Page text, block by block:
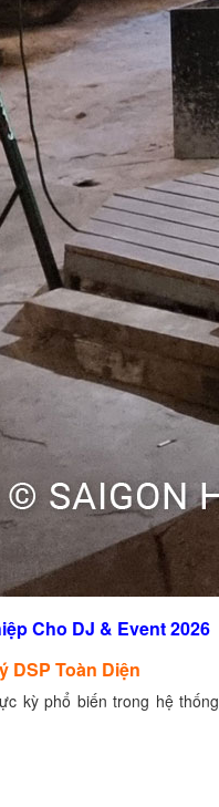
Cho DJ & Event 2026
DSP Toàn Diện
kỳ phổ biến trong hệ thống